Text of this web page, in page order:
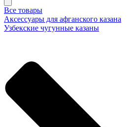
Все товары
Аксессуары для афганского казана
Узбекские чугунные казаны